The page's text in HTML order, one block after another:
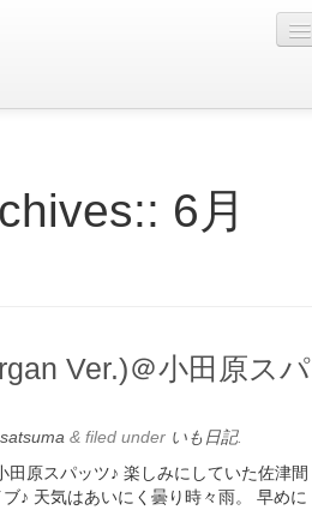
6月
Ver.)＠小田原スパ
& filed under いも日記.
原スパッツ♪ 楽しみにしていた佐津間
♪ 天気はあいにく曇り時々雨。 早めに